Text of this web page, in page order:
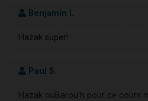
Benjamin I.
Hazak super!
Paul S.
Hazak ouBarou'h pour ce cours